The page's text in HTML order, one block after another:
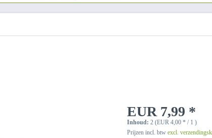
EUR 7,99 *
Inhoud:2 (EUR 4,00 * / 1 )
Prijzen incl. btwexcl.